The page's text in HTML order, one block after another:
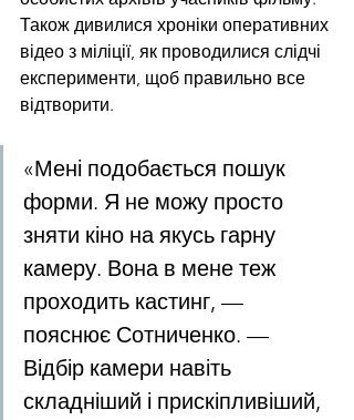
Також дивилися хроніки оперативних
відео з міліції, як проводилися слідчі
експерименти, щоб правильно все
відтворити.
«Мені подобається пошук
форми. Я не можу просто
зняти кіно на якусь гарну
камеру. Вона в мене теж
проходить кастинг, —
пояснює Сотниченко. —
Відбір камери навіть
складніший і прискіпливіший,